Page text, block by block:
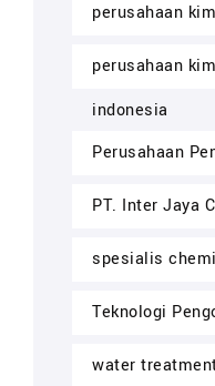
perusahaan
perusahaan
indonesia
Perusahaan
PT. Inter Jaya
spesialis
Teknologi
water